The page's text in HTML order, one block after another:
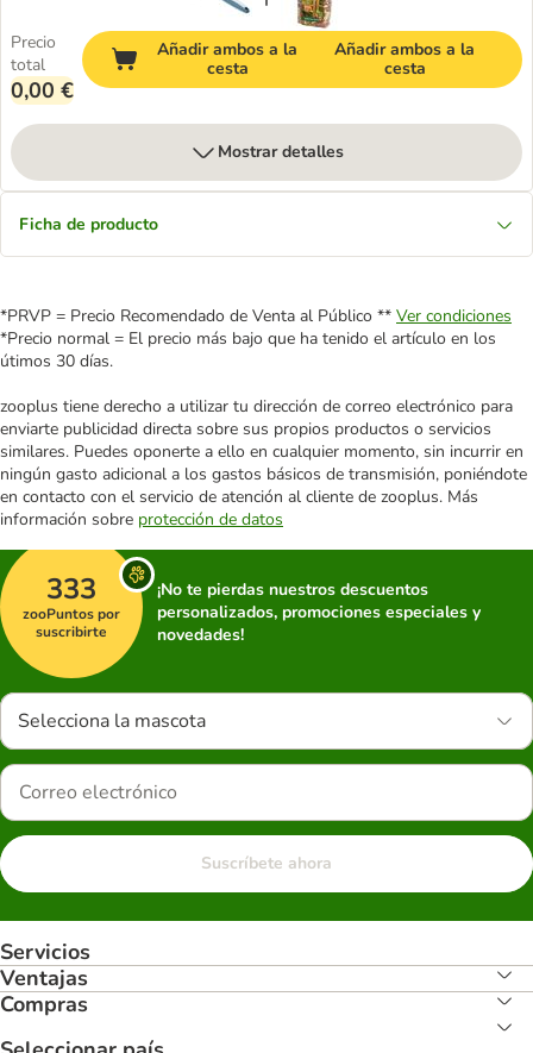
Precio
total
0,00 €
Añadir ambos a la
cesta
Añadir ambos a la
cesta
Mostrar detalles
Ficha de producto
*PRVP = Precio Recomendado de Venta al Público ** Ver condiciones
*Precio normal = El precio más bajo que ha tenido el artículo en los
útimos 30 días.
zooplus tiene derecho a utilizar tu dirección de correo electrónico para
enviarte publicidad directa sobre sus propios productos o servicios
similares. Puedes oponerte a ello en cualquier momento, sin incurrir en
ningún gasto adicional a los gastos básicos de transmisión, poniéndote
en contacto con el servicio de atención al cliente de zooplus. Más
información sobre protección de datos
333
zooPuntos por
suscribirte
¡No te pierdas nuestros descuentos
personalizados, promociones especiales y
novedades!
Selecciona la mascota
Suscríbete ahora
Servicios
Ventajas
Compras